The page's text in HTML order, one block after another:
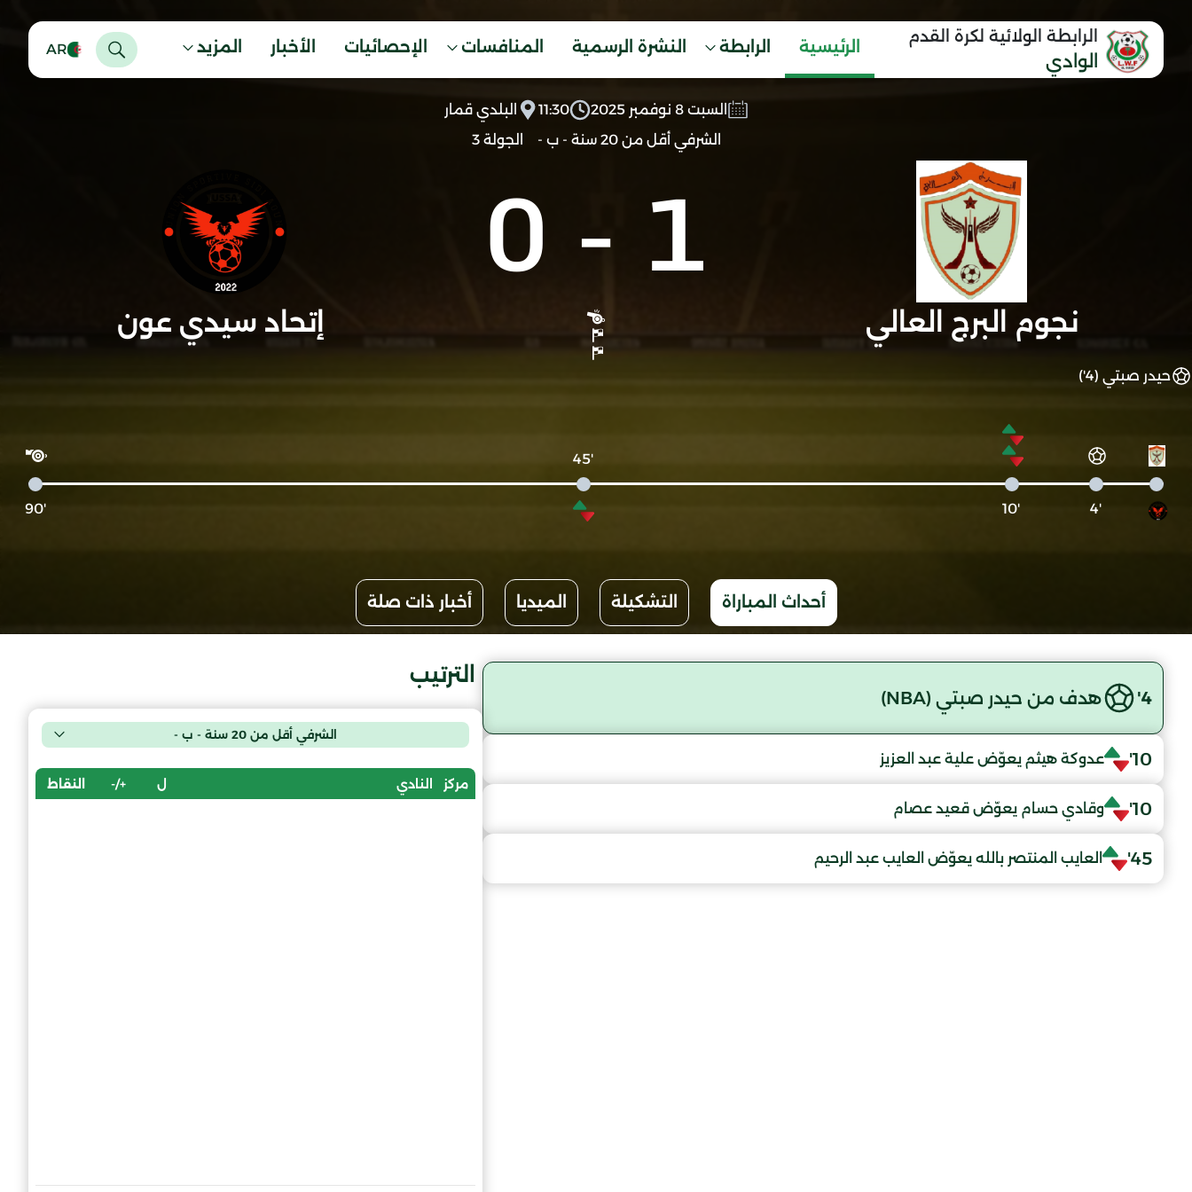
الرابطة الولائية لكرة القدم
الوادي
الرئيسية الرابطة النشرة الرسمية المنافسات الإحصائيات الأخبار المزيد AR
السبت 8 نوفمبر 2025 11:30
البلدي قمار
الشرفي أقل من 20 سنة - ب -
الجولة 3
نجوم البرج العالي
1
-
0
إتحاد سيدي عون
حيدر صبتي (4')
'4
'10
'45
'90
أحداث المباراة التشكيلة الميديا أخبار ذات صلة
4' هدف من حيدر صبتي (NBA)
10' عدوكة هيثم يعوّض علية عبد العزيز
10' وقادي حسام يعوّض قعيد عصام
45' العايب المنتصر بالله يعوّض العايب عبد الرحيم
الترتيب
الشرفي أقل من 20 سنة - ب -
مركز النادي ل +/- النقاط